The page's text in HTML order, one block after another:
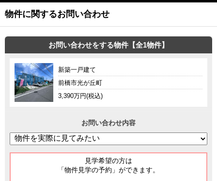
物件に関するお問い合わせ
お問い合わせをする物件【全1物件】
新築一戸建て
前橋市光が丘町
3,390万円(税込)
お問い合わせ内容
見学希望の方は
「物件見学の予約」ができます。